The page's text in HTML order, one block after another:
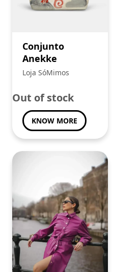
Conjunto
Anekke
Loja SóMimos
Out of stock
KNOW MORE